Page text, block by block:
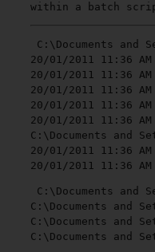
within a batch
C:\Documents and
20/01/2011 11:36
20/01/2011 11:36
20/01/2011 11:36
20/01/2011 11:36
20/01/2011 11:36
C:\Documents and
20/01/2011 11:36
20/01/2011 11:36
C:\Documents and
C:\Documents and
C:\Documents and
C:\Documents and